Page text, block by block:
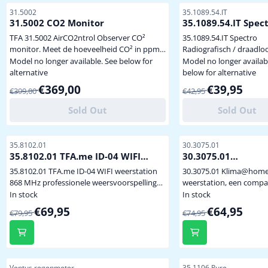
Item number
31.5002
31.5002 CO2 Monitor
TFA 31.5002 AirCO2ntrol Observer CO²
monitor. Meet de hoeveelheid CO² in ppm
in kantoor, publieke ruimte, klaslokaal,
kinderdagverblijf of in huis. Tevens wordt
de binnentemperatuur en luchtvochtigheid
weergegeven op het grote duidelijk
afleesbare display. In een dagelijks
huishouden kan de luchtkwaliteit sterk
achteruit gaan door schade...
Model no longer available. See below for
alternative
From 399,00 for 369,00
€399,00€369,00
Sold Out
Item number
35.1089.54.IT
35.1089.54.IT
Weerstation
35.1089.54.IT Spectro
Radiografisch /
weerstation, 868 MHz
Buitentemperatuur
draadloze sensor
Binnentemperatuur Minimum
en maximum waarden
Weersverwachting met
symbolen Luchtdruktendens
Zendergestuurde tijd
met alarm en
Zowel hangend als
plaatsen Afmetingen display:
11...
Model no longer
below for alternative
From 42,95 for
€42,95€39,95
Sold Out
Item number
35.8102.01
35.8102.01 TFA.me ID-04 WIFI
weerstation
35.8102.01 TFA.me ID-04 WIFI weerstation
868 MHz professionele weersvoorspelling
van de online weerdienst wetter.com voor 1
tot 4 dagen via wifi gedetailleerde weergave
met 40 verschillende weersymbolen en -
pictogrammen waarschuwingsfunctie voor
stormen, zware regenval, ijzel, hitte of hoge
UV-waarden binnentemperatuur en
In stock
From 79,95 for 69,95
€79,95€69,95
Item number
30.3075.01
30.3075.01
Klima@home2
weerstation
30.3075.01
weerstation, een compacte
868 MHz draadloze
monitor voor meting
temperaturen en
luchtvochtigheid in en
rondom de woning
draadloze
In stock
From 74,95 for
€74,95€64,95